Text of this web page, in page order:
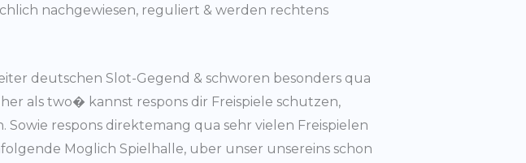
nachgewiesen, reguliert & werden rechtens
deutschen Slot-Gegend & schworen besonders qua
als two� kannst respons dir Freispiele schutzen,
respons direktemang qua sehr vielen Freispielen
Moglich Spielhalle, uber unser unsereins schon